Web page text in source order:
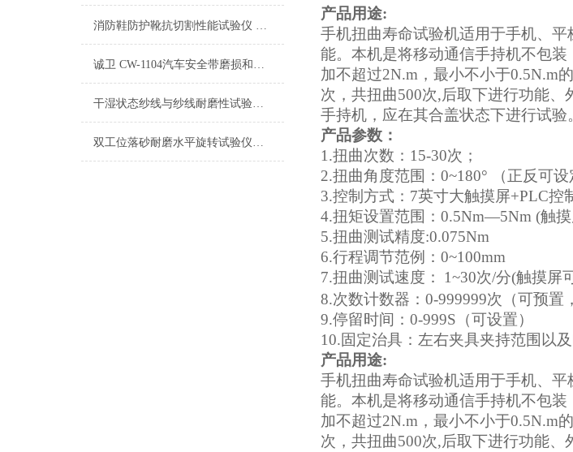
消防鞋防护靴抗切割性能试验仪 品质优良
诚卫 CW-1104汽车安全带磨损和微滑试验仪 符合检测标准
干湿状态纱线与纱线耐磨性试验仪-双工位
双工位落砂耐磨水平旋转试验仪符合标准
产品用途:
手机扭曲寿命试验机适用于手机、
能。本机是将移动通信手持机不包
加不超过2N.m，最小不小于0.5N.m
次，共扭曲500次,后取下进行功能
手持机，应在其合盖状态下进行试验
产品参数：
1 .扭曲次数：15-30次；
2.扭曲角度范围：0~180°
（正反可设
3.控制方式：7英寸大触摸屏+PLC控
4.扭矩设置范围：0.5Nm—5Nm (触
5.扭曲测试精度:0.075Nm
6.行程调节范例：0~100mm
7.扭曲测试速度：
1~30次/分(触摸屏
8.次数计数器：0-999999次（可预置
9.停留时间：0-999S（可设置）
10.固定治具：左右夹具夹持范围以
产品用途:
手机扭曲寿命试验机适用于手机、
能。本机是将移动通信手持机不包
加不超过2N.m，最小不小于0.5N.m
次，共扭曲500次,后取下进行功能